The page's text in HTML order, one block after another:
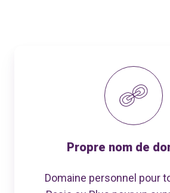
Propre nom de
Domaine personnel pour